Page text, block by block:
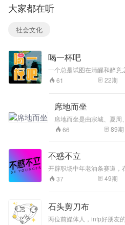
大家都在听
社会文化
喝一杯吧
一个总是试图在清醒和醉意
座 一个永远尝试维系表面和
的天津人 风格迥异 却殊途
影/音乐作品 以他人见自己
的想法和看法 在碰撞中共
说却不容忽视人生琐事 互相劝
松子 我是头孢 这里是喝一杯
61 22期
席地而坐
席地而坐是由宗城、夏周
一档泛文化类播客。我们
持独立发声，聚焦于公共
的创作者，分享他们的实
66 89期
不惑不立
开辟职场中年老油条赛道，
遨游。 这是一档三个中年男
的播客。 在职场和中年生活
量和思考，至少我们为此努
而立，仍喜欢万事瞎胡闹；
社会边角料。三个老友进化
37 49期
石头剪刀布
两位前媒体人，infp好朋友